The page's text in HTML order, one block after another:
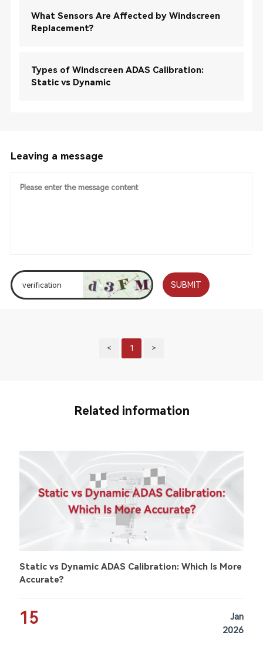
What Sensors Are Affected by Windscreen
Replacement?
Types of Windscreen ADAS Calibration:
Static vs Dynamic
Leaving a message
SUBMIT
< 1 >
Related information
Static vs Dynamic ADAS Calibration: Which Is More
Accurate?
15
Jan
2026